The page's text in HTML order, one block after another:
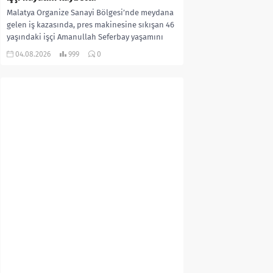
Malatya Organize Sanayi Bölgesi’nde meydana
gelen iş kazasında, pres makinesine sıkışan 46
yaşındaki işçi Amanullah Seferbay yaşamını
yitirdi. Olayla ilgili...
04.08.2026 999 0